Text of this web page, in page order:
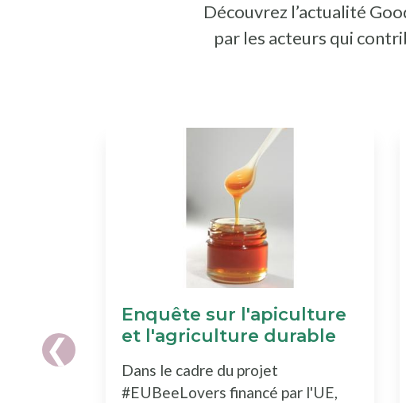
Découvrez l’actualité
par les acteurs qui
Enquête sur l'apiculture
et l'agriculture durable
Dans le cadre du projet
#EUBeeLovers financé par l'UE,